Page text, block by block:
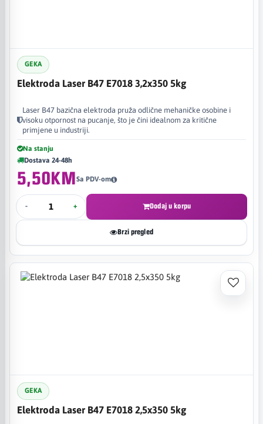
GEKA
Elektroda Laser B47 E7018 3,2x350 5kg
Laser B47 bazična elektroda pruža odlične mehaničke osobine i
visoku otpornost na pucanje, što je čini idealnom za kritične
primjene u industriji.
Na stanju
Dostava 24-48h
5,50KMSa PDV-om
- + Dodaj u korpu
Brzi pregled
GEKA
Elektroda Laser B47 E7018 2,5x350 5kg